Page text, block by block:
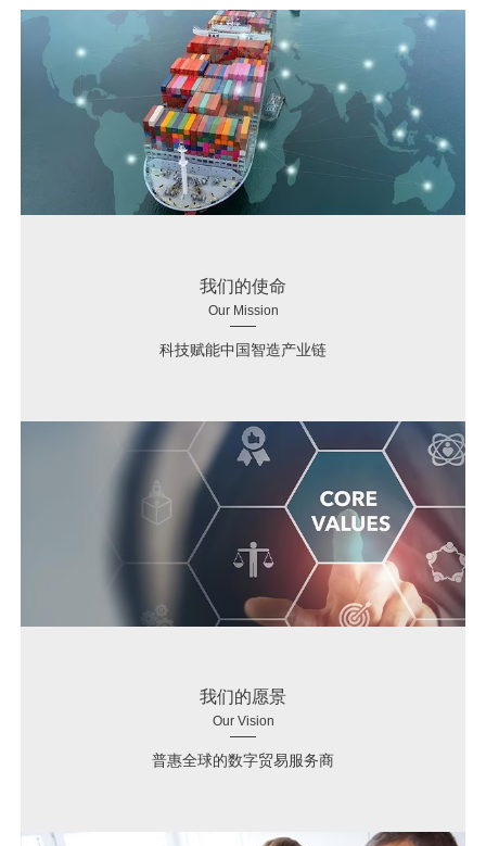
我们的使命
Our Mission
科技赋能中国智造产业链
我们的愿景
Our Vision
普惠全球的数字贸易服务商